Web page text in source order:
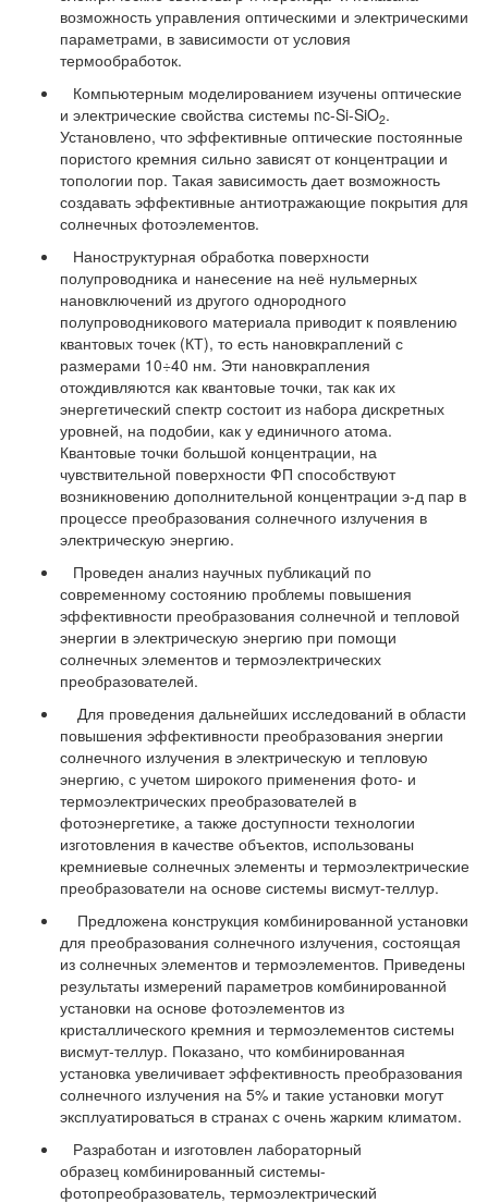
возможность управления оптическими и электрическими
параметрами, в зависимости от условия
термообработок.
Компьютерным моделированием изучены оптические
и электрические свойства системы nc-Si-SiO2.
Установлено, что эффективные оптические постоянные
пористого кремния сильно зависят от концентрации и
топологии пор. Такая зависимость дает возможность
создавать эффективные антиотражающие покрытия для
солнечных фотоэлементов.
Наноструктурная обработка поверхности
полупроводника и нанесение на неё нульмерных
нановключений из другого однородного
полупроводникового материала приводит к появлению
квантовых точек (КТ), то есть нановкраплений с
размерами 10÷40 нм. Эти нановкрапления
отождивляются как квантовые точки, так как их
энергетический спектр состоит из набора дискретных
уровней, на подобии, как у единичного атома.
Квантовые точки большой концентрации, на
чувствительной поверхности ФП способствуют
возникновению дополнительной концентрации э-д пар в
процессе преобразования солнечного излучения в
электрическую энергию.
Проведен анализ научных публикаций по
современному состоянию проблемы повышения
эффективности преобразования солнечной и тепловой
энергии в электрическую энергию при помощи
солнечных элементов и термоэлектрических
преобразователей.
Для проведения дальнейших исследований в области
повышения эффективности преобразования энергии
солнечного излучения в электрическую и тепловую
энергию, с учетом широкого применения фото- и
термоэлектрических преобразователей в
фотоэнергетике, а также доступности технологии
изготовления в качестве объектов, использованы
кремниевые солнечных элементы и термоэлектрические
преобразователи на основе системы висмут-теллур.
Предложена конструкция комбинированной установки
для преобразования солнечного излучения, состоящая
из солнечных элементов и термоэлементов. Приведены
результаты измерений параметров комбинированной
установки на основе фотоэлементов из
кристаллического кремния и термоэлементов системы
висмут-теллур. Показано, что комбинированная
установка увеличивает эффективность преобразования
солнечного излучения на 5% и такие установки могут
эксплуатироваться в странах с очень жарким климатом.
Разработан и изготовлен лабораторный
образец комбинированный системы-
фотопреобразователь, термоэлектрический